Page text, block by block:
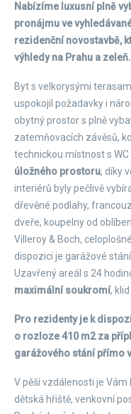
Nabízíme luxusní plně
pronájmu ve
rezidenční novostavbě,
výhledy na Prahu a zeleň.
Byt s velkorysými
uspokojil požadavky i
obytný prostor s plně
zatemňovacích závěsů,
technickou místnost s WC
úložného prostoru, díky
interiérů byly pečlivě
dřevěné podlahy,
dveře, koupelny od
Villeroy & Boch,
dispozici je garážové
Uzavřený areál s 24
maximální soukromí,
Pro rezidenty je k
o rozloze 410 m2 za
garážového stání přímo
V pěší vzdálenosti je Vám
dětská hřiště, venkovní